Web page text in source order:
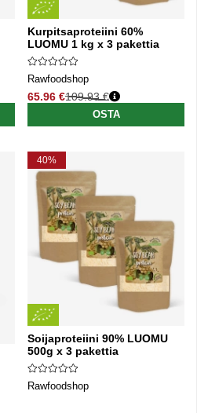
Kurpitsaproteiini 60%
LUOMU 1 kg x 3 pakettia
Rawfoodshop
65.96 €
Normaali hinta
109.93 €
OSTA
40%
Soijaproteiini 90% LUOMU
500g x 3 pakettia
Rawfoodshop